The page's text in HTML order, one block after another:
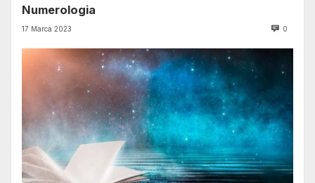
Numerologia
17 Marca 2023 0